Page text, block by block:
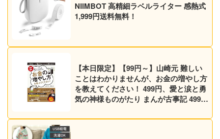
NIIMBOT 高精細ラベルライター 感熱式
1,999円送料無料！
【本日限定】【99円～】山崎元 難しい
ことはわかりませんが、お金の増やし方
を教えてください！ 499円、愛と涙と勇
気の神様ものがたり まんが古事記 499円